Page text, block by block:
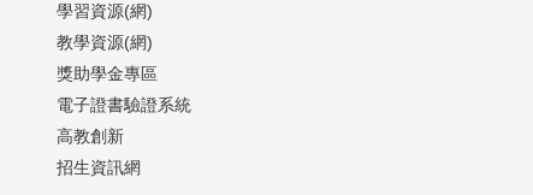
學習資源(網)
教學資源(網)
獎助學金專區
電子證書驗證系統
高教創新
招生資訊網